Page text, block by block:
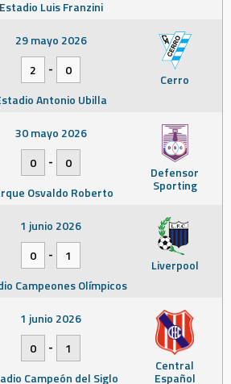
Estadio Luis Franzini
Cerro
29 mayo 2026
2
-
0
Antonio Ubilla
Defensor
Sporting
30 mayo 2026
0
-
0
Osvaldo Roberto
Liverpool
1 junio 2026
0
-
1
Campeones Olímpicos
Central
Español
1 junio 2026
0
-
1
Campeón del Siglo